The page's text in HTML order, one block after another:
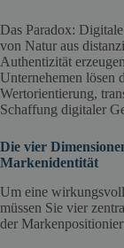
Das Paradox:
von Natur aus
Authentizität
Unternehemen lösen
Wertorientierung,
Schaffung digitaler
Die vier
Markenidentität
Um eine
müssen Sie vier
der